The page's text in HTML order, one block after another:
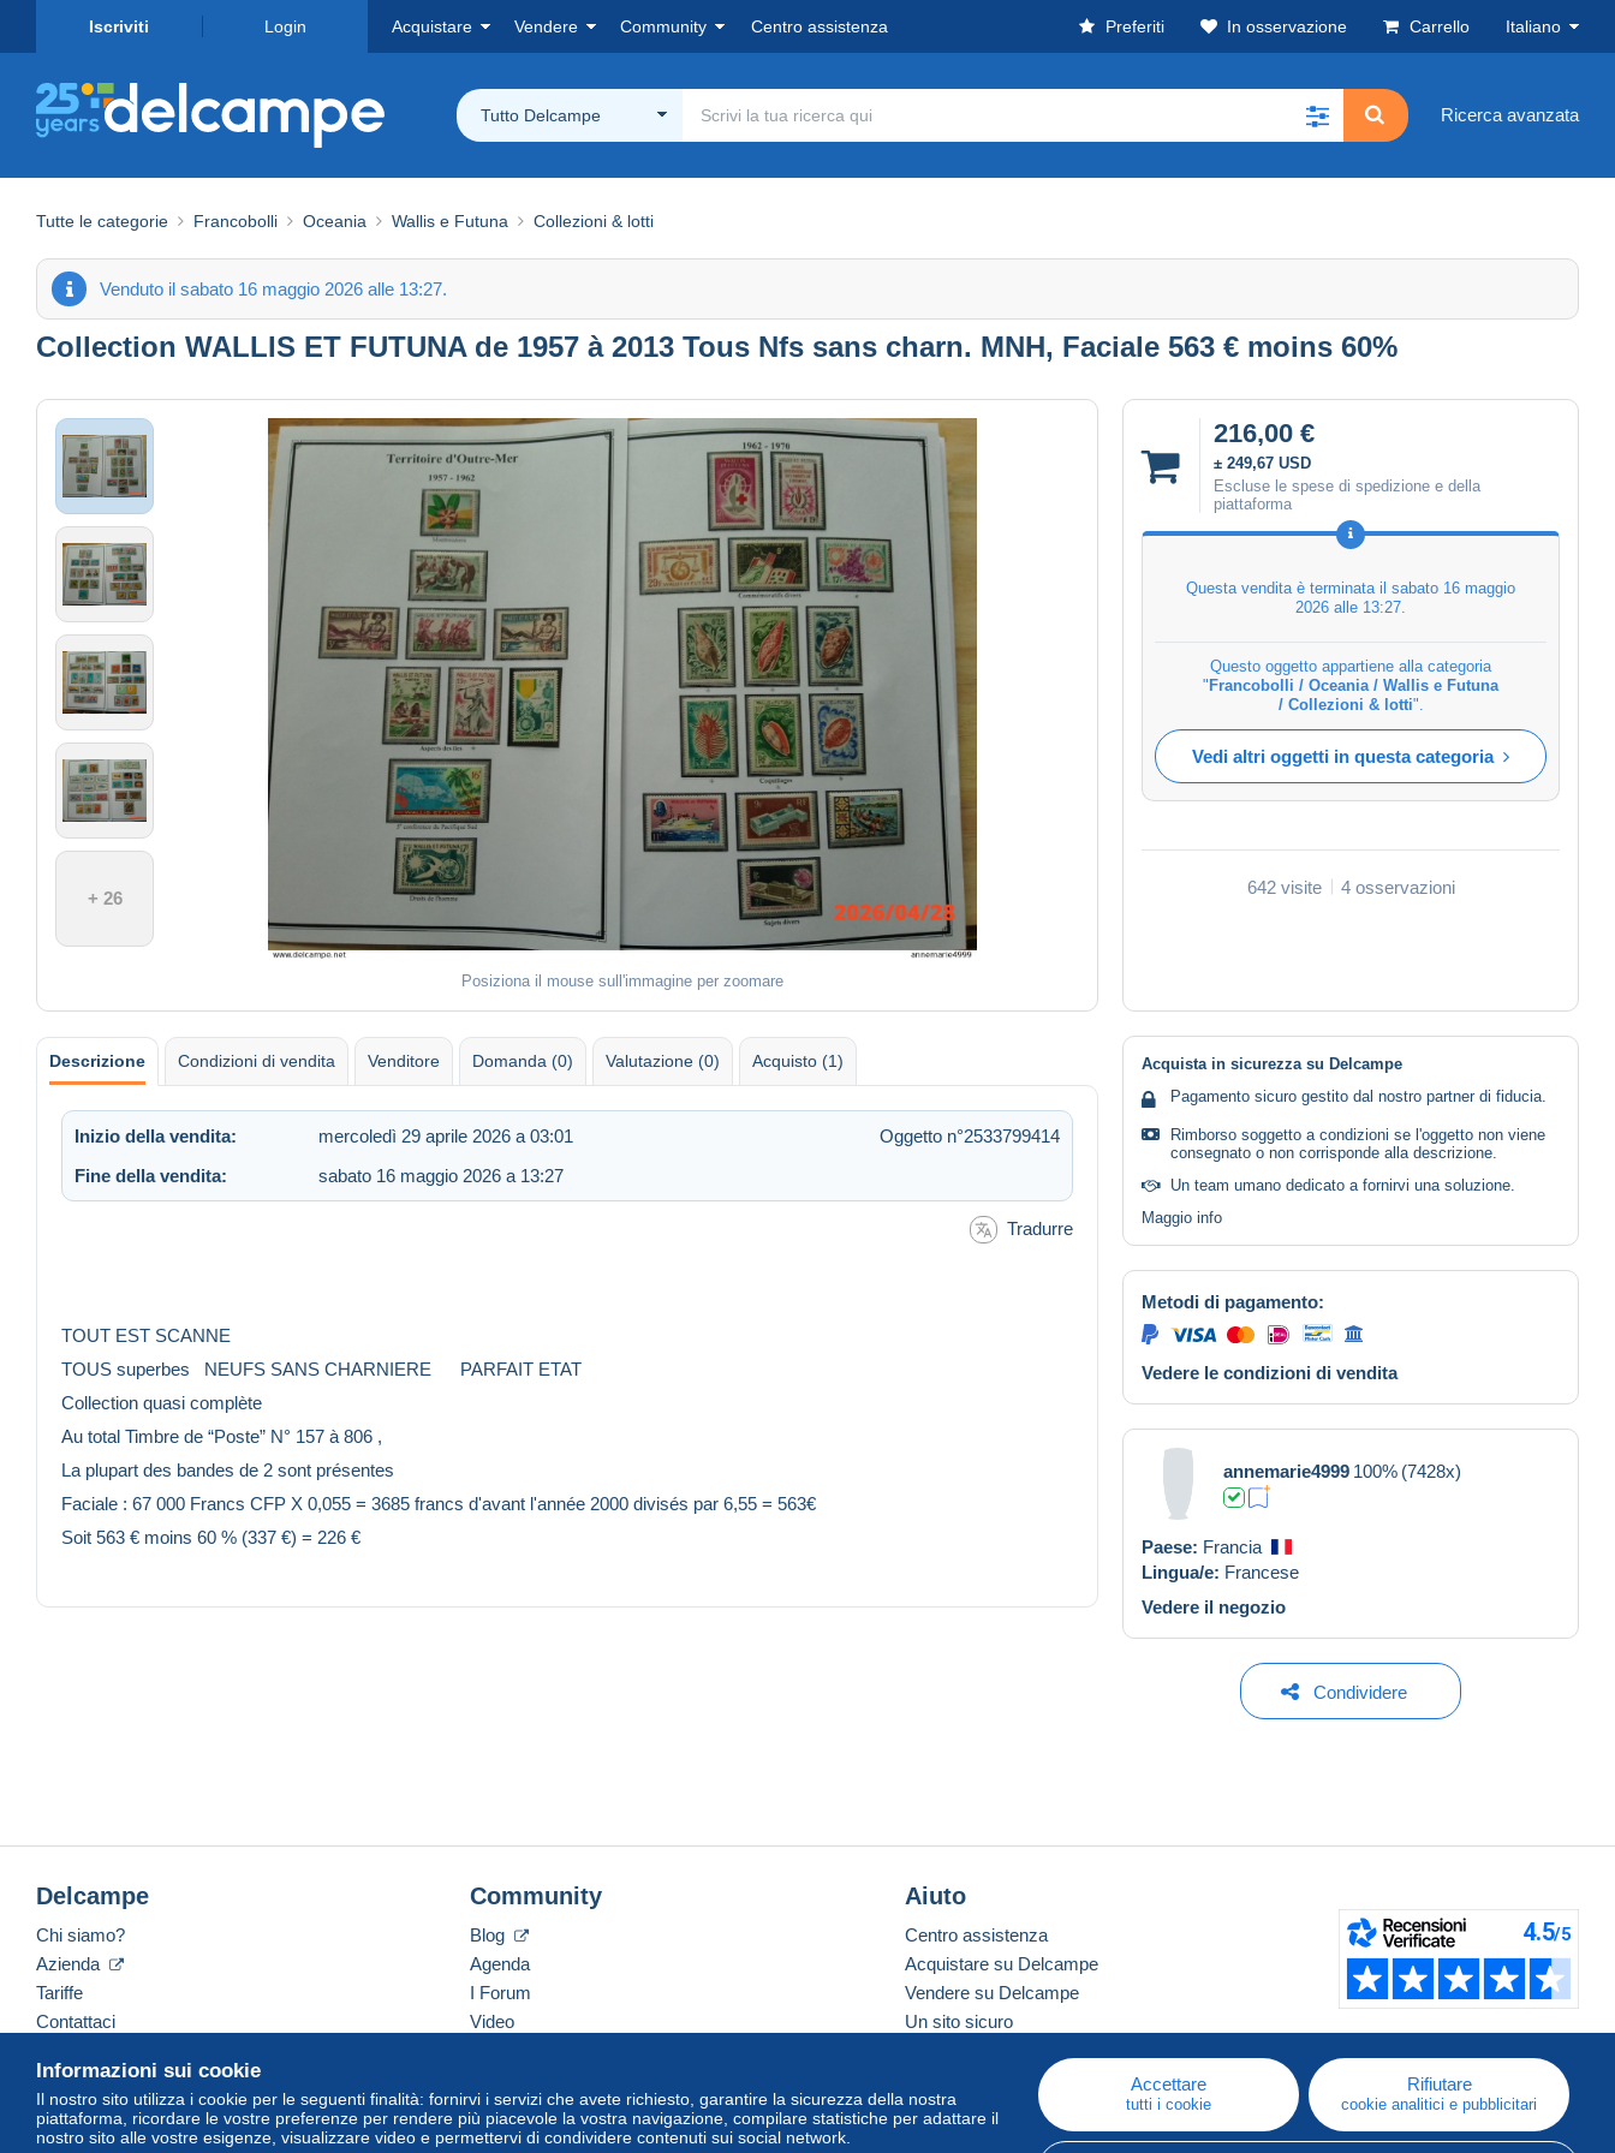
Iscriviti Login Acquistare Vendere Community Centro assistenza Preferiti In osservazione Carrello Italiano
Tutto Delcampe Ricerca avanzata
Tutte le categorie Francobolli Oceania Wallis e Futuna Collezioni & lotti
Venduto il sabato 16 maggio 2026 alle 13:27.
Collection WALLIS ET FUTUNA de 1957 à 2013 Tous Nfs sans charn. MNH, Faciale 563 € moins 60%
+ 26
Posiziona il mouse sull'immagine per zoomare
216,00 €
± 249,67 USD
Escluse le spese di spedizione e della
piattaforma
Questa vendita è terminata il sabato 16 maggio
2026 alle 13:27
Questo oggetto appartiene alla categoria
" Francobolli / Oceania / Wallis e Futuna
/ Collezioni & lotti".
Vedi altri oggetti in questa categoria
642 visite 4 osservazioni
Descrizione Condizioni di vendita Venditore Domanda (0) Valutazione (0) Acquisto (1)
Inizio della vendita: mercoledì 29 aprile 2026 a 03:01
Oggetto n°2533799414
Fine della vendita:
sabato 16 maggio 2026 a 13:27
Tradurre
TOUT EST SCANNE
TOUS superbes NEUFS SANS CHARNIERE PARFAIT ETAT
Collection quasi complète
Au total Timbre de “Poste” N° 157 à 806 ,
La plupart des bandes de 2 sont présentes
Faciale : 67 000 Francs CFP X 0,055 = 3685 francs d'avant l'année 2000 divisés par 6,55 = 563€
Soit 563 € moins 60 % (337 €) = 226 €
Acquista in sicurezza su Delcampe
Pagamento sicuro gestito dal nostro partner di fiducia.
Rimborso soggetto a condizioni se l'oggetto non viene
consegnato o non corrisponde alla descrizione.
Un team umano dedicato a fornirvi una soluzione.
Maggio info
Metodi di pagamento:
Vedere le condizioni di vendita
annemarie4999 100% (7428x)
Paese: Francia
Lingua/e: Francese
Vedere il negozio
Condividere
Informazioni sui cookie
Il nostro sito utilizza i cookie per le seguenti finalità: fornirvi i servizi che avete richiesto, garantire la sicurezza della nostra
piattaforma, ricordare le vostre preferenze per rendere più piacevole la vostra navigazione, compilare statistiche per adattare il
nostro sito alle vostre esigenze, visualizzare video e permettervi di condividere contenuti sui social network.
Accettare
tutti i cookie
Rifiutare
cookie analitici e pubblicitari
Delcampe
Chi siamo?
Azienda
Tariffe
Contattaci
Community
Blog
Agenda
I Forum
Video
Aiuto
Centro assistenza
Acquistare su Delcampe
Vendere su Delcampe
Un sito sicuro
Italiano USD America/Indiana/Vevay Versione standard